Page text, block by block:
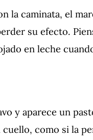
la caminata, el
su efecto.
en leche
y aparece un
como si la